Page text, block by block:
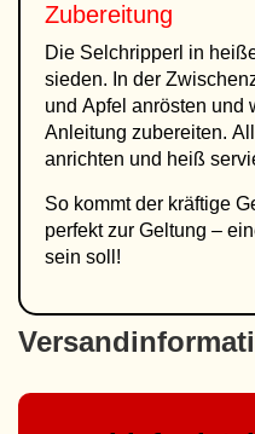
Zubereitung
Die Selchripperl in
sieden. In der
und Apfel anrösten und
Anleitung zubereiten.
anrichten und heiß
So kommt der kräftige
perfekt zur Geltung –
sein soll!